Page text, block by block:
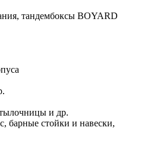
тандембоксы BOYARD
и др.
барные стойки и навески,